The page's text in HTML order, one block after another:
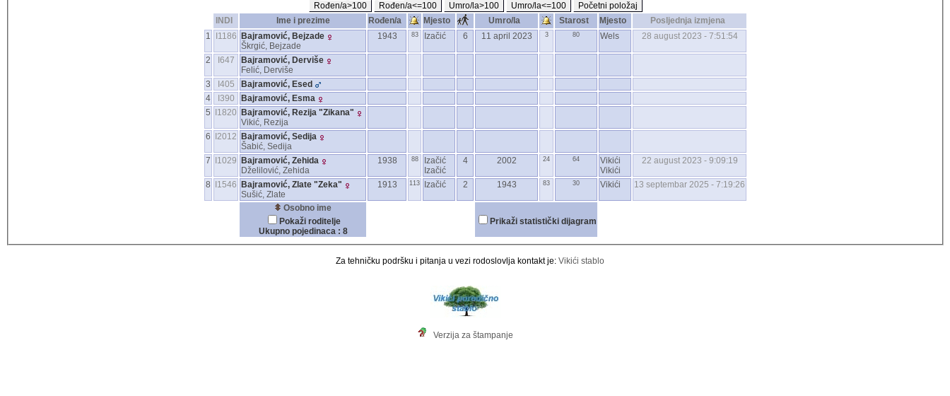
Rođen/a>100
Rođen/a<=100 Umro/la>100 Umro/la<=100
Početni položaj
INDI
Ime i prezime Rođen/a Mjesto Umro/la Starost Mjesto
Posljednja izmjena
1
I1186
Bajramović, Bejzade
Škrgić, Bejzade
1943 83 Izačić 6 11 april 2023 3 80 Wels 28 august 2023 - 7:51:54
2 I647
Bajramović, Derviše
Felić, Derviše
3
I405
Bajramović, Esed
4
I390
Bajramović, Esma
5
I1820
Bajramović, Rezija "Zikana"
Vikić, Rezija
6
I2012
Bajramović, Sedija
Šabić, Sedija
7
I1029
Bajramović, Zehida
Dželilović, Zehida
1938 88
Izačić
Izačić
4 2002 24 64
Vikići
Vikići
22 august 2023 - 9:09:19
8 I1546
Bajramović, Zlate "Zeka"
Sušić, Zlate
1913 113 Izačić 2 1943 83 30 Vikići 13 septembar 2025 - 7:19:26
Osobno ime
Pokaži roditelje
Ukupno pojedinaca : 8
Prikaži statistički dijagram
Za tehničku podršku i pitanja u vezi rodoslovlja kontakt je:Vikići stablo
Verzija za štampanje